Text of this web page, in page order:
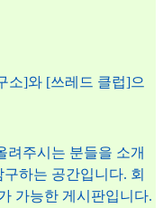
소]와 [쓰레드 클럽]으
려주시는 분들을 소개
하는 공간입니다. 회
가능한 게시판입니다.